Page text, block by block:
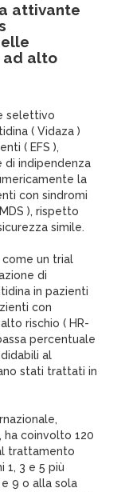
attivante
ad alto
selettivo
( Vidaza )
( EFS ),
di indipendenza
la
con sindromi
), rispetto
simile.
un trial
di
in pazienti
con
rischio ( HR-
percentuale
al
stati trattati in
coinvolto 120
trattamento
1, 3 e 5 più
9 o alla sola